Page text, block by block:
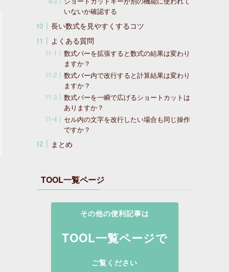
いないか確認する
長い数式を見やすくするコツ
よくある質問
数式バーを拡張すると数式の結果は変わり
ますか？
数式バー内で改行すると計算結果は変わり
ますか？
数式バーを一瞬で広げるショートカットは
ありますか？
セル内の文字を改行したい場合も同じ操作
ですか？
まとめ
TOOL一覧ページ
その他の便利記事は
TOOL一覧ページで
ご覧ください